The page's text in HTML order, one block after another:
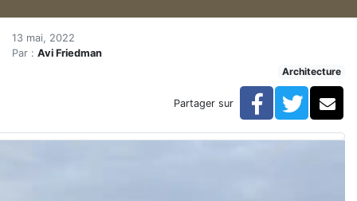
Accueil
Articles
Des maisons au cœur du numérique
Des maisons au cœur du
13 mai, 2022
Par : Avi Friedman
Architecture
Partager sur Facebook